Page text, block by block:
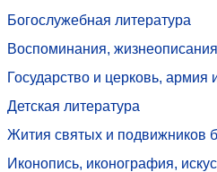
Богослужебная литература
Воспоминания,
Государство и церковь, армия
Детская литература
Жития святых и подвижников
Иконопись, иконография,